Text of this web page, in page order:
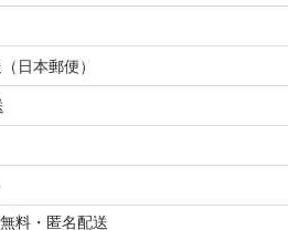
で、料理のバリエーションがとても
「果糖ぶどう糖液糖、みそ、砂
油」／ｐH調整剤、（一部に小麦・
日本郵便）
料・匿名配送